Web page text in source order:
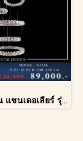
โคมไฟเพดาน แชนเดอเลียร์ รุ่น 183586